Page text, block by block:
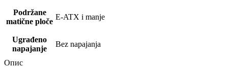
Podržane
matične ploče
E-ATX i manje
Ugrađeno
napajanje
Bez napajanja
Опис